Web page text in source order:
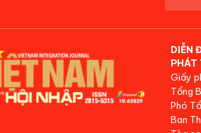
DIỄN
PHÁT
Giấy
Tổng
Phó
Ban